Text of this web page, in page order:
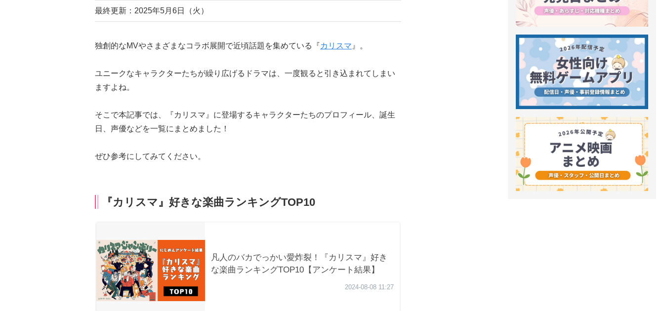
最終更新：2025年5月6日（火）
独創的なMVやさまざまなコラボ展開で近頃話題を集めている『カリスマ 』。
ユニークなキャラクターたちが繰り広げるドラマは、一度観ると引き込まれてしまい
ますよね。
そこで本記事では、『カリスマ』に登場するキャラクターたちのプロフィール、誕生
日、声優などを一覧にまとめました！
ぜひ参考にしてみてください。
『カリスマ』好きな楽曲ランキングTOP10